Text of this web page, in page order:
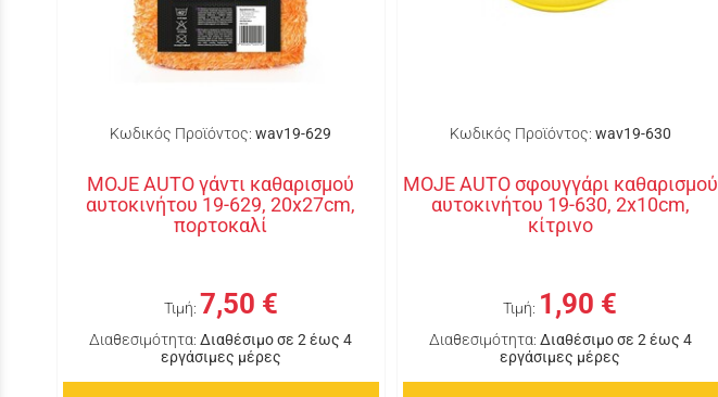
Κωδικός Προϊόντος: wav19-629
MOJE AUTO γάντι καθαρισμού
αυτοκινήτου 19-629, 20x27cm,
πορτοκαλί
Τιμή: 7,50 €
Διαθεσιμότητα: Διαθέσιμο σε 2 έως 4
εργάσιμες μέρες
Κωδικός Προϊόντος: wav19-630
MOJE AUTO σφουγγάρι καθαρισμού
αυτοκινήτου 19-630, 2x10cm,
κίτρινο
Τιμή: 1,90 €
Διαθεσιμότητα: Διαθέσιμο σε 2 έως 4
εργάσιμες μέρες